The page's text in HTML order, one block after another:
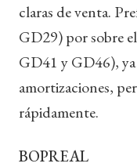
claras de venta.
GD29) por sobre
GD41 y GD46),
amortizaciones,
rápidamente.
BOPREAL